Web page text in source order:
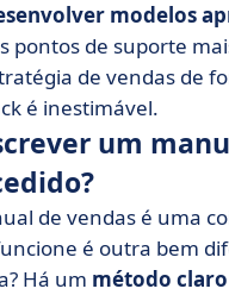
modelos
pontos de suporte
de vendas de
é inestimável.
um
de vendas é uma
é outra bem
Há um método claro